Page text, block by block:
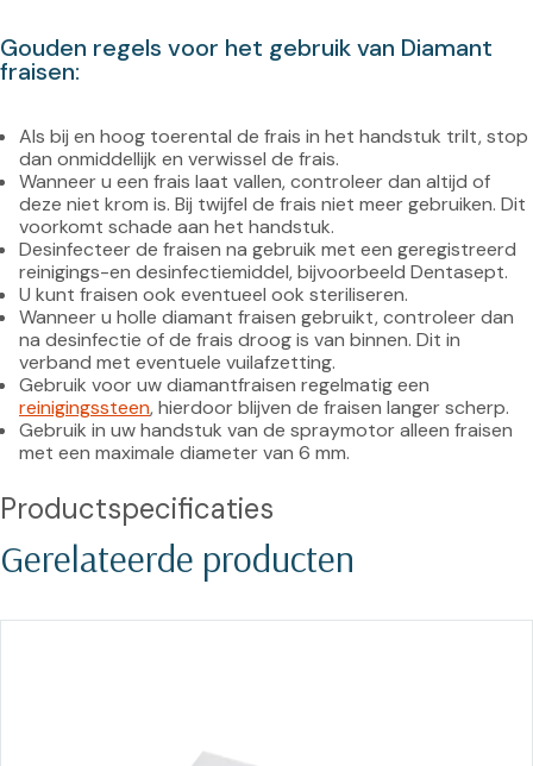
Gouden regels voor het gebruik van Diamant
fraisen:
Als bij en hoog toerental de frais in het handstuk trilt, stop
dan onmiddellijk en verwissel de frais.
Wanneer u een frais laat vallen, controleer dan altijd of
deze niet krom is. Bij twijfel de frais niet meer gebruiken. Dit
voorkomt schade aan het handstuk.
Desinfecteer de fraisen na gebruik met een geregistreerd
reinigings-en desinfectiemiddel, bijvoorbeeld Dentasept.
U kunt fraisen ook eventueel ook steriliseren.
Wanneer u holle diamant fraisen gebruikt, controleer dan
na desinfectie of de frais droog is van binnen. Dit in
verband met eventuele vuilafzetting.
Gebruik voor uw diamantfraisen regelmatig een
reinigingssteen, hierdoor blijven de fraisen langer scherp.
Gebruik in uw handstuk van de spraymotor alleen fraisen
met een maximale diameter van 6 mm.
Productspecificaties
Gerelateerde producten